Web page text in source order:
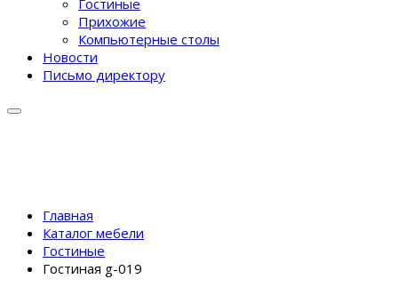
Прихожие
Компьютерные столы
Новости
Письмо директору
Главная
Каталог мебели
Гостиные
Гостиная g-019